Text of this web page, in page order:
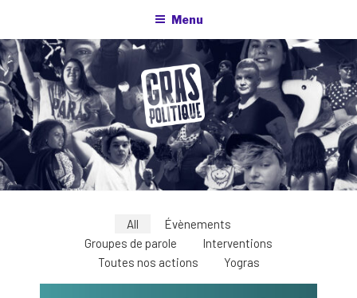
contenu
principal
Menu
All
Évènements
Groupes de parole
Interventions
Toutes nos actions
Yogras